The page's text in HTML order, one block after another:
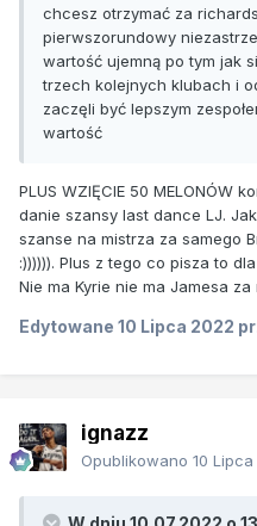
chcesz otrzymać za
pierwszorundowy
wartość ujemną po tym jak
trzech kolejnych klubach i
zaczęli być lepszym
wartość
PLUS WZIĘCIE 50 MELONÓW
danie szansy last dance LJ.
szanse na mistrza za samego
:)))))). Plus z tego co pisza to
Nie ma Kyrie nie ma Jamesa za
Edytowane 10 Lipca 2022
ignazz
Opublikowano 10